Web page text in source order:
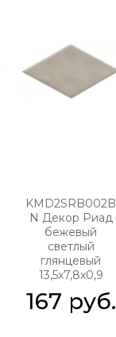
KMD2SRB002B
N Декор Риад
бежевый
светлый
глянцевый
13,5x7,8x0,9
167 руб.